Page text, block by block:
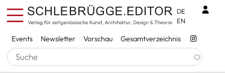
Direkt zum Inhalt
Services
Events Newsletter Vorschau Gesamtverzeichnis
DE
EN
Pfadnavigation
Startseite You'll Never Watch Alone: